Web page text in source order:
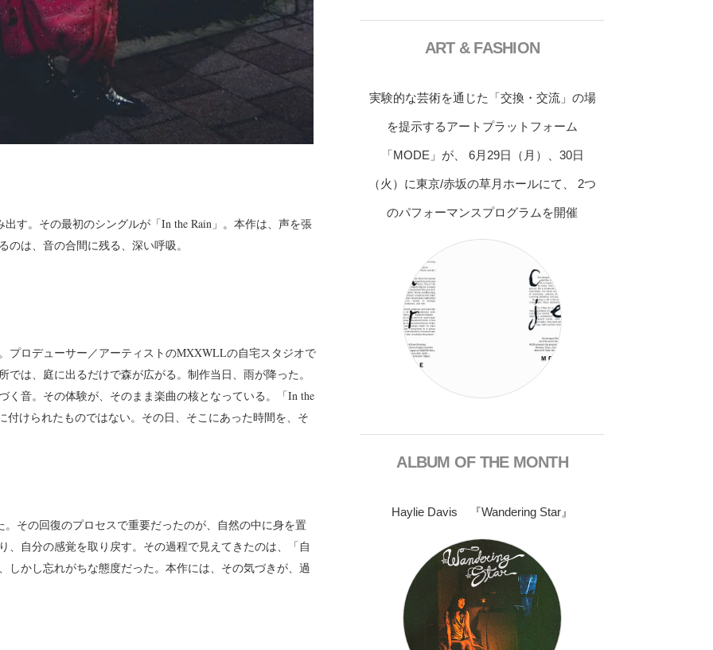
出す。その最初のシングルが「In the Rain」。本作は、声を張
は、音の合間に残る、深い呼吸。
ロデューサー／アーティストのMXXWLLの自宅スタジオで
は、庭に出るだけで森が広がる。制作当日、雨が降った。
く音。その体験が、そのまま楽曲の核となっている。「In the
付けられたものではない。その日、そこにあった時間を、そ
その回復のプロセスで重要だったのが、自然の中に身を置
、自分の感覚を取り戻す。その過程で見えてきたのは、「自
しかし忘れがちな態度だった。本作には、その気づきが、過
ART & FASHION
実験的な芸術を通じた「交換・交流」の場
を提示するアートプラットフォーム
「MODE」が、 6月29日（月）、30日
（火）に東京/赤坂の草月ホールにて、 2つ
のパフォーマンスプログラムを開催
ALBUM OF THE MONTH
Haylie Davis 『Wandering Star』